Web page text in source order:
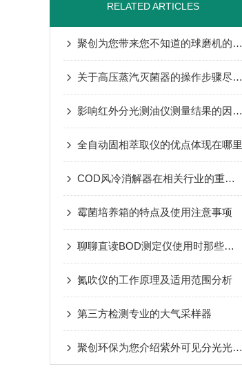
RELATED ARTICLES
聚创为您带来您不知道的球磨机的维护与保养小技巧
关于高压蒸汽灭菌器的操作步骤尽在本篇
影响红外分光测油仪测量结果的因素看完便知
全自动固相萃取仪的优点体现在哪里
COD风冷消解器在相关行业的重要用途
霉菌培养箱的特点及使用注意事项
聊聊直读BOD测定仪使用时那些所谓的疑难杂症
氮吹仪的工作原理及适用范围分析
第三方检测专业的大气采样器
聚创环保为您介绍紫外可见分光光度计的用途以及使用注意事项